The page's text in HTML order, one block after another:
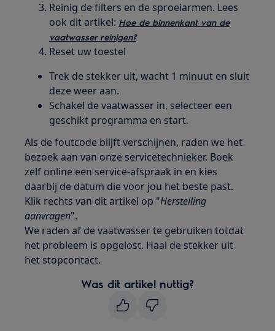
Reinig de filters en de sproeiarmen. Lees
ook dit artikel: Hoe de binnenkant van de
vaatwasser reinigen?
Reset uw toestel
Trek de stekker uit, wacht 1 minuut en sluit
deze weer aan.
Schakel de vaatwasser in, selecteer een
geschikt programma en start.
Als de foutcode blijft verschijnen, raden we het
bezoek aan van onze servicetechnieker. Boek
zelf online een service-afspraak in en kies
daarbij de datum die voor jou het beste past.
Klik rechts van dit artikel op "Herstelling
aanvragen".
We raden af de vaatwasser te gebruiken totdat
het probleem is opgelost. Haal de stekker uit
het stopcontact.
Was dit artikel nuttig?